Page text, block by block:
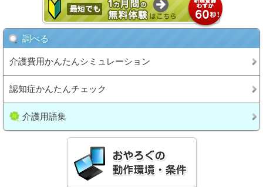
調べる
介護費用かんたんシミュレーション
認知症かんたんチェック
介護用語集